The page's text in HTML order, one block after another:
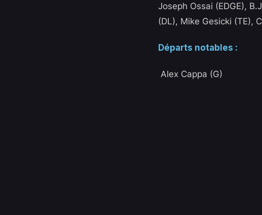
Joseph Ossai (EDGE),
(DL), Mike Gesicki (TE),
Départs notables :
Alex Cappa (G)